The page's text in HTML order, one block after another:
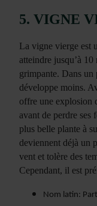
5. VIGNE
La vigne vierge est
atteindre jusqu’à
grimpante. Dans un
développe moins.
offre une explosion
avant de perdre ses
plus belle plante à
deviennent déjà un
vent et tolère des
Cependant, il est
Nom latin: